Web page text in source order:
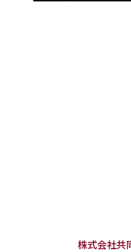
株式会社共